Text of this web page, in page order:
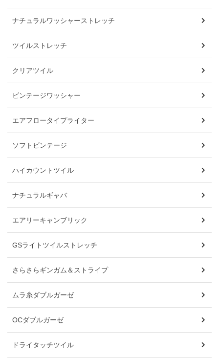
ナチュラルワッシャーストレッチ
ツイルストレッチ
クリアツイル
ビンテージワッシャー
エアフロータイプライター
ソフトビンテージ
ハイカウントツイル
ナチュラルギャバ
エアリーキャンブリック
GSライトツイルストレッチ
さらさらギンガム＆ストライプ
ムラ糸ダブルガーゼ
OCダブルガーゼ
ドライタッチツイル